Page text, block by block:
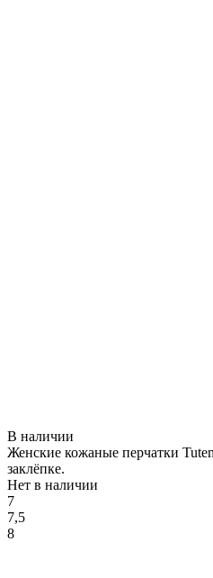
В наличии
Женские кожаные перчатки
заклёпке.
Нет в наличии
7
7,5
8